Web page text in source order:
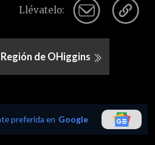
Llévatelo:
de OHiggins
preferida en Google